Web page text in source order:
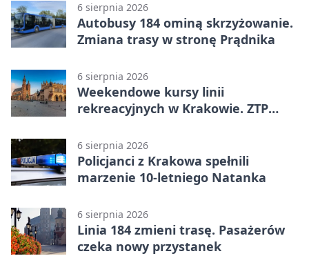
6 sierpnia 2026
Autobusy 184 ominą skrzyżowanie.
Zmiana trasy w stronę Prądnika
6 sierpnia 2026
Weekendowe kursy linii
rekreacyjnych w Krakowie. ZTP
6 sierpnia 2026
Policjanci z Krakowa spełnili
marzenie 10-letniego Natanka
6 sierpnia 2026
Linia 184 zmieni trasę. Pasażerów
czeka nowy przystanek